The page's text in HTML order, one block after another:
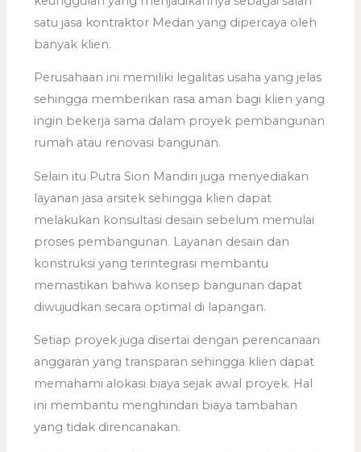
satu jasa kontraktor Medan yang dipercaya oleh
banyak klien.
Perusahaan ini memiliki legalitas usaha yang jelas
sehingga memberikan rasa aman bagi klien yang
ingin bekerja sama dalam proyek pembangunan
rumah atau renovasi bangunan.
Selain itu Putra Sion Mandiri juga menyediakan
layanan jasa arsitek sehingga klien dapat
melakukan konsultasi desain sebelum memulai
proses pembangunan. Layanan desain dan
konstruksi yang terintegrasi membantu
memastikan bahwa konsep bangunan dapat
diwujudkan secara optimal di lapangan.
Setiap proyek juga disertai dengan perencanaan
anggaran yang transparan sehingga klien dapat
memahami alokasi biaya sejak awal proyek. Hal
ini membantu menghindari biaya tambahan
yang tidak direncanakan.